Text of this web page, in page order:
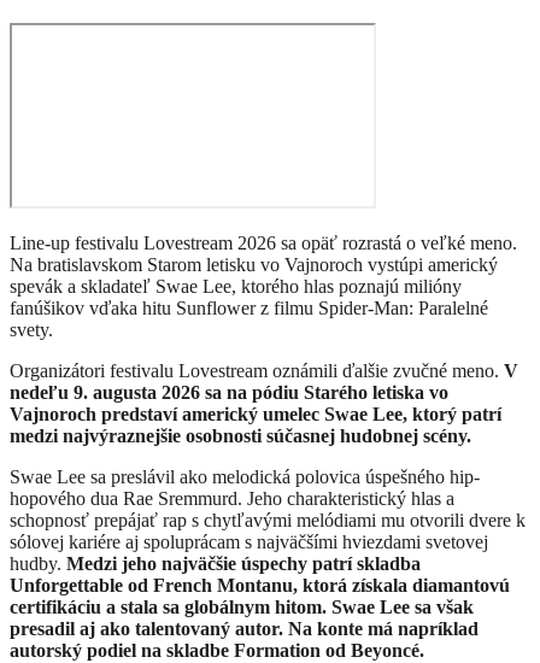
Line-up festivalu Lovestream 2026 sa opäť rozrastá o veľké meno.
Na bratislavskom Starom letisku vo Vajnoroch vystúpi americký
spevák a skladateľ Swae Lee, ktorého hlas poznajú milióny
fanúšikov vďaka hitu Sunflower z filmu Spider-Man: Paralelné
svety.
Organizátori festivalu Lovestream oznámili ďalšie zvučné meno. V
nedeľu 9. augusta 2026 sa na pódiu Starého letiska vo
Vajnoroch predstaví americký umelec Swae Lee, ktorý patrí
medzi najvýraznejšie osobnosti súčasnej hudobnej scény.
Swae Lee sa preslávil ako melodická polovica úspešného hip-
hopového dua Rae Sremmurd. Jeho charakteristický hlas a
schopnosť prepájať rap s chytľavými melódiami mu otvorili dvere k
sólovej kariére aj spoluprácam s najväčšími hviezdami svetovej
hudby. Medzi jeho najväčšie úspechy patrí skladba
Unforgettable od French Montanu, ktorá získala diamantovú
certifikáciu a stala sa globálnym hitom. Swae Lee sa však
presadil aj ako talentovaný autor. Na konte má napríklad
autorský podiel na skladbe Formation od Beyoncé.